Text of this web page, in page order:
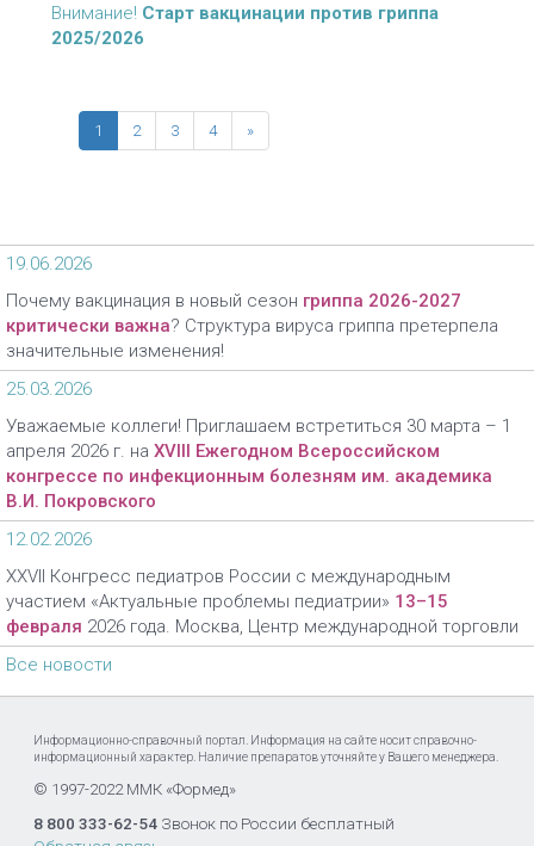
Внимание! Старт вакцинации против гриппа
2025/2026
1 2 3 4 »
19.06.2026
Почему вакцинация в новый сезон гриппа 2026-2027
критически важна? Структура вируса гриппа претерпела
значительные изменения!
25.03.2026
Уважаемые коллеги! Приглашаем встретиться 30 марта – 1
апреля 2026 г. на XVIII Ежегодном Всероссийском
конгрессе по инфекционным болезням им. академика
В.И. Покровского
12.02.2026
XXVII Конгресс педиатров России с международным
участием «Актуальные проблемы педиатрии» 13–15
февраля 2026 года. Москва, Центр международной торговли
Все новости
Информационно-справочный портал. Информация на сайте носит справочно-
информационный характер. Наличие препаратов уточняйте у Вашего менеджера.
© 1997-2022 ММК «Формед»
8 800 333-62-54 Звонок по России бесплатный